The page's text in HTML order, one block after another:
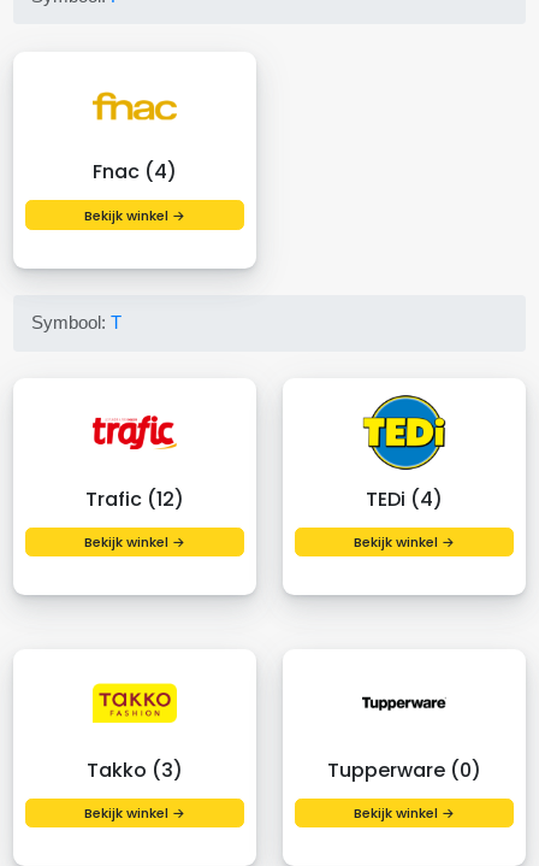
Fnac (4)
Bekijk winkel →
Symbool:T
Trafic (12)
Bekijk winkel →
TEDi (4)
Bekijk winkel →
Takko (3)
Bekijk winkel →
Tupperware (0)
Bekijk winkel →